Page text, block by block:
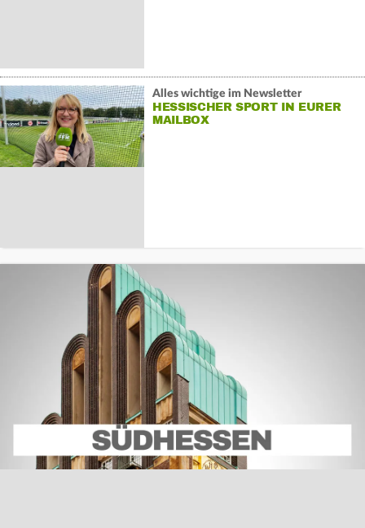
Alles wichtige im Newsletter
HESSISCHER SPORT IN EURER
MAILBOX